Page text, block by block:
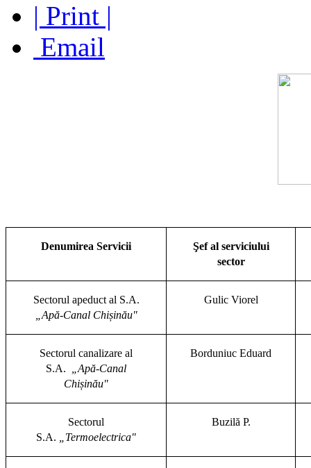
| Print |
Email
Denumirea Servicii
Şef al serviciului
sector
Sectorul apeduct al S.A.
„Apă-Canal Chișinău"
Gulic Viorel
Sectorul canalizare al
S.A.
„Apă-Canal
Chișinău"
Borduniuc Eduard
Sectorul
S.A.
„Termoelectrica"
Buzilă P.